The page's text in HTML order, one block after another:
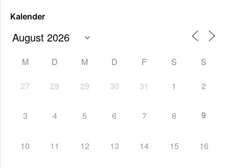
Kalender
M D M D F S S
27 28 29 30 31 1 2
3 4 5 6 7 8 9
10 11 12 13 14 15 16